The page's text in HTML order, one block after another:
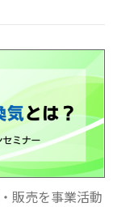
販売を事業活動